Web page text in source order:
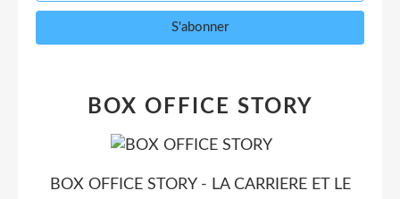
BOX OFFICE STORY
BOX OFFICE STORY - LA CARRIERE ET LE